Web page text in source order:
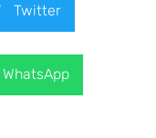
Twitter
WhatsApp